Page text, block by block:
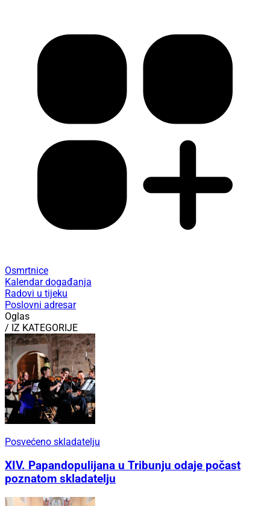
Osmrtnice
Kalendar događanja
Radovi u tijeku
Poslovni adresar
Oglas
/ IZ KATEGORIJE
Posvećeno skladatelju
XIV. Papandopulijana u Tribunju odaje počast
poznatom skladatelju